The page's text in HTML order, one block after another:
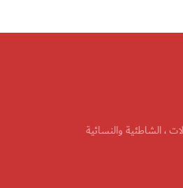
، الشاطئية والنسائية